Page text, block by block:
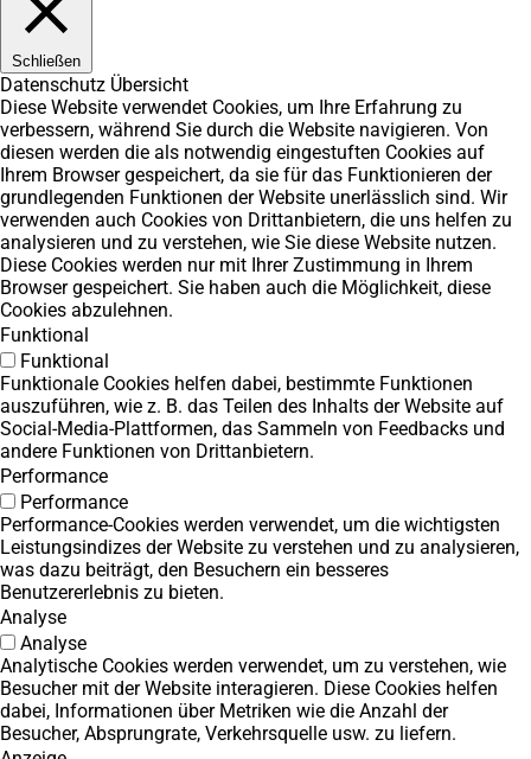
Schließen
Datenschutz Übersicht
Diese Website verwendet Cookies, um Ihre Erfahrung zu
verbessern, während Sie durch die Website navigieren. Von
diesen werden die als notwendig eingestuften Cookies auf
Ihrem Browser gespeichert, da sie für das Funktionieren der
grundlegenden Funktionen der Website unerlässlich sind. Wir
verwenden auch Cookies von Drittanbietern, die uns helfen zu
analysieren und zu verstehen, wie Sie diese Website nutzen.
Diese Cookies werden nur mit Ihrer Zustimmung in Ihrem
Browser gespeichert. Sie haben auch die Möglichkeit, diese
Cookies abzulehnen.
Funktional
Funktional
Funktionale Cookies helfen dabei, bestimmte Funktionen
auszuführen, wie z. B. das Teilen des Inhalts der Website auf
Social-Media-Plattformen, das Sammeln von Feedbacks und
andere Funktionen von Drittanbietern.
Performance
Performance
Performance-Cookies werden verwendet, um die wichtigsten
Leistungsindizes der Website zu verstehen und zu analysieren,
was dazu beiträgt, den Besuchern ein besseres
Benutzererlebnis zu bieten.
Analyse
Analyse
Analytische Cookies werden verwendet, um zu verstehen, wie
Besucher mit der Website interagieren. Diese Cookies helfen
dabei, Informationen über Metriken wie die Anzahl der
Besucher, Absprungrate, Verkehrsquelle usw. zu liefern.